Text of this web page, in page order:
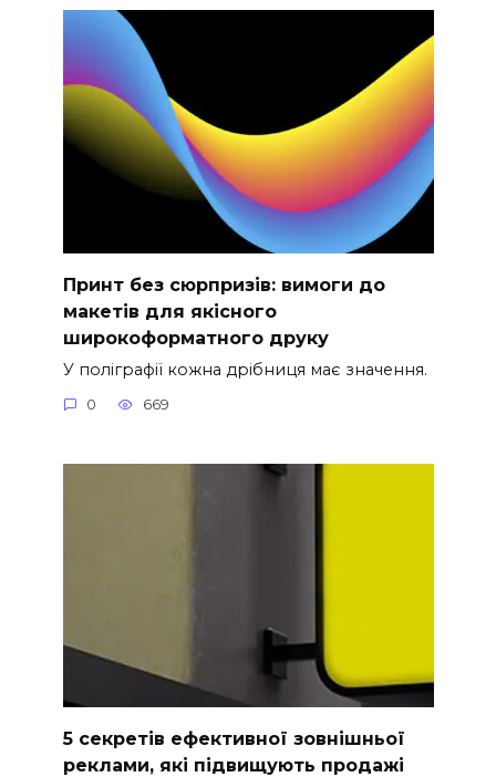
Принт без сюрпризів: вимоги до
макетів для якісного
широкоформатного друку
У поліграфії кожна дрібниця має значення.
0 669
5 секретів ефективної зовнішньої
реклами, які підвищують продажі